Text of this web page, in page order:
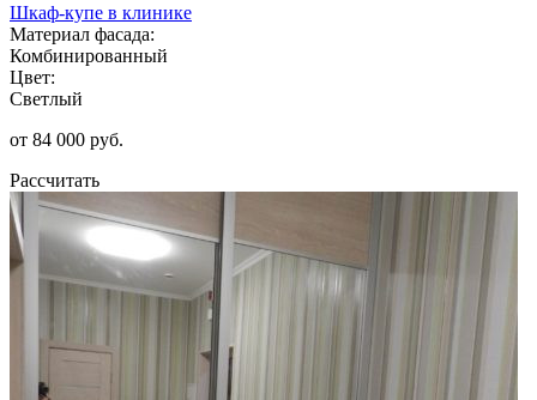
Шкаф-купе в клинике
Материал фасада:
Комбинированный
Цвет:
Светлый
от 84 000 руб.
Рассчитать